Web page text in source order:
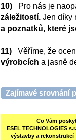
10)Pro nás je
záležitostí.Jen díky
a poznatků, které
11)Věříme, že
výrobcích a jasně
Zajímavé srovnání
Co Vám
ESEL TECHNOLOGIES
výstavby a